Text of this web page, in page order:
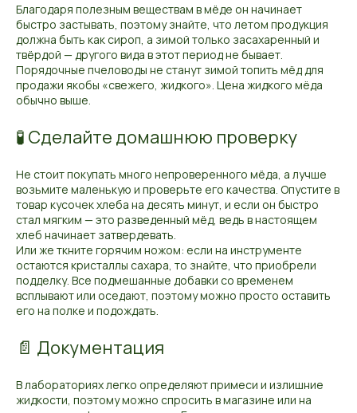
Благодаря полезным веществам в мёде он начинает
быстро застывать, поэтому знайте, что летом продукция
должна быть как сироп, а зимой только засахаренный и
твёрдой — другого вида в этот период не бывает.
Порядочные пчеловоды не станут зимой топить мёд для
продажи якобы «свежего, жидкого». Цена жидкого мёда
обычно выше.
🧪 Сделайте домашнюю проверку
Не стоит покупать много непроверенного мёда, а лучше
возьмите маленькую и проверьте его качества. Опустите в
товар кусочек хлеба на десять минут, и если он быстро
стал мягким — это разведенный мёд, ведь в настоящем
хлеб начинает затвердевать.
Или же ткните горячим ножом: если на инструменте
остаются кристаллы сахара, то знайте, что приобрели
подделку. Все подмешанные добавки со временем
всплывают или оседают, поэтому можно просто оставить
его на полке и подождать.
📄 Документация
В лабораториях легко определяют примеси и излишние
жидкости, поэтому можно спросить в магазине или на